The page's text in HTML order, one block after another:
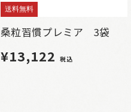
送料無料
桑粒習慣プレミア 3袋
¥13,122 税込